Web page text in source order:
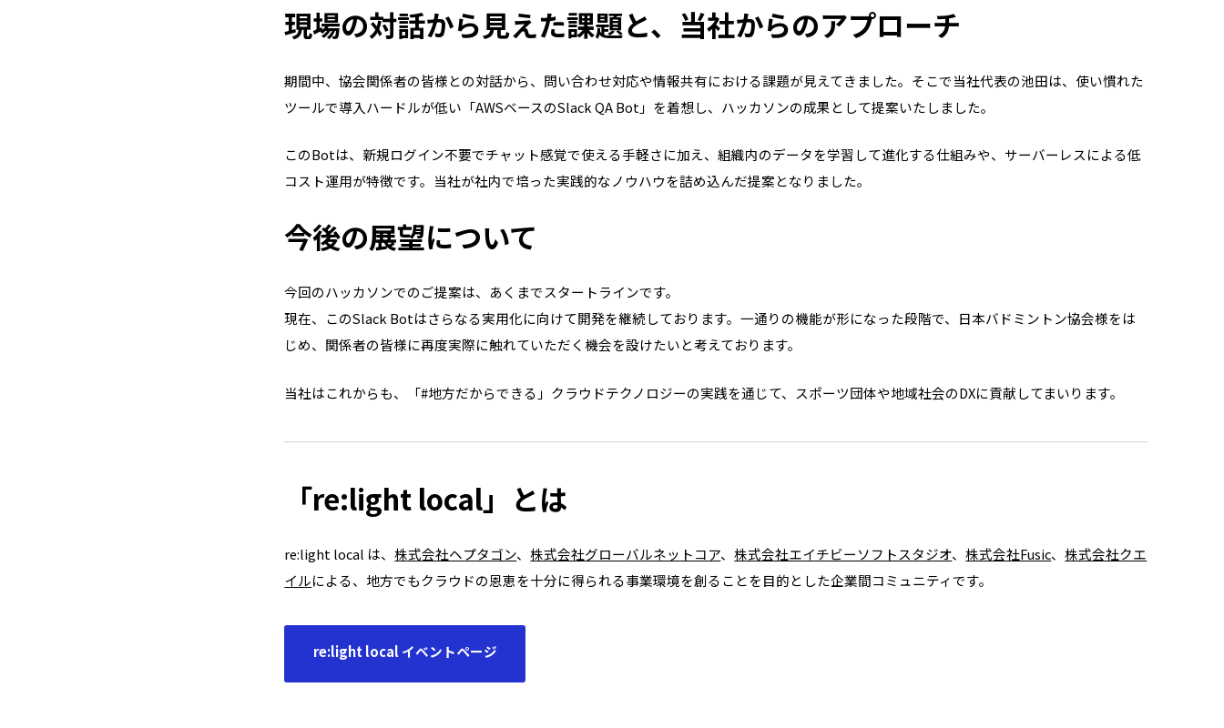
現場の対話から見えた課題と、当社からのアプローチ
期間中、協会関係者の皆様との対話から、問い合わせ対応や情報共有における課題が見えてきました。そこで当社代表の池田は、使い慣れた
ツールで導入ハードルが低い「AWSベースのSlack QA Bot」を着想し、ハッカソンの成果として提案いたしました。
このBotは、新規ログイン不要でチャット感覚で使える手軽さに加え、組織内のデータを学習して進化する仕組みや、サーバーレスによる低
コスト運用が特徴です。当社が社内で培った実践的なノウハウを詰め込んだ提案となりました。
今後の展望について
今回のハッカソンでのご提案は、あくまでスタートラインです。
現在、このSlack Botはさらなる実用化に向けて開発を継続しております。一通りの機能が形になった段階で、日本バドミントン協会様をは
じめ、関係者の皆様に再度実際に触れていただく機会を設けたいと考えております。
当社はこれからも、「#地方だからできる」クラウドテクノロジーの実践を通じて、スポーツ団体や地域社会のDXに貢献してまいります。
「re:light local」とは
re:light local は、株式会社ヘプタゴン、株式会社グローバルネットコア、株式会社エイチビーソフトスタジオ、株式会社Fusic、株式会社クエ
イルによる、地方でもクラウドの恩恵を十分に得られる事業環境を創ることを目的とした企業間コミュニティです。
re:light local イベントページ